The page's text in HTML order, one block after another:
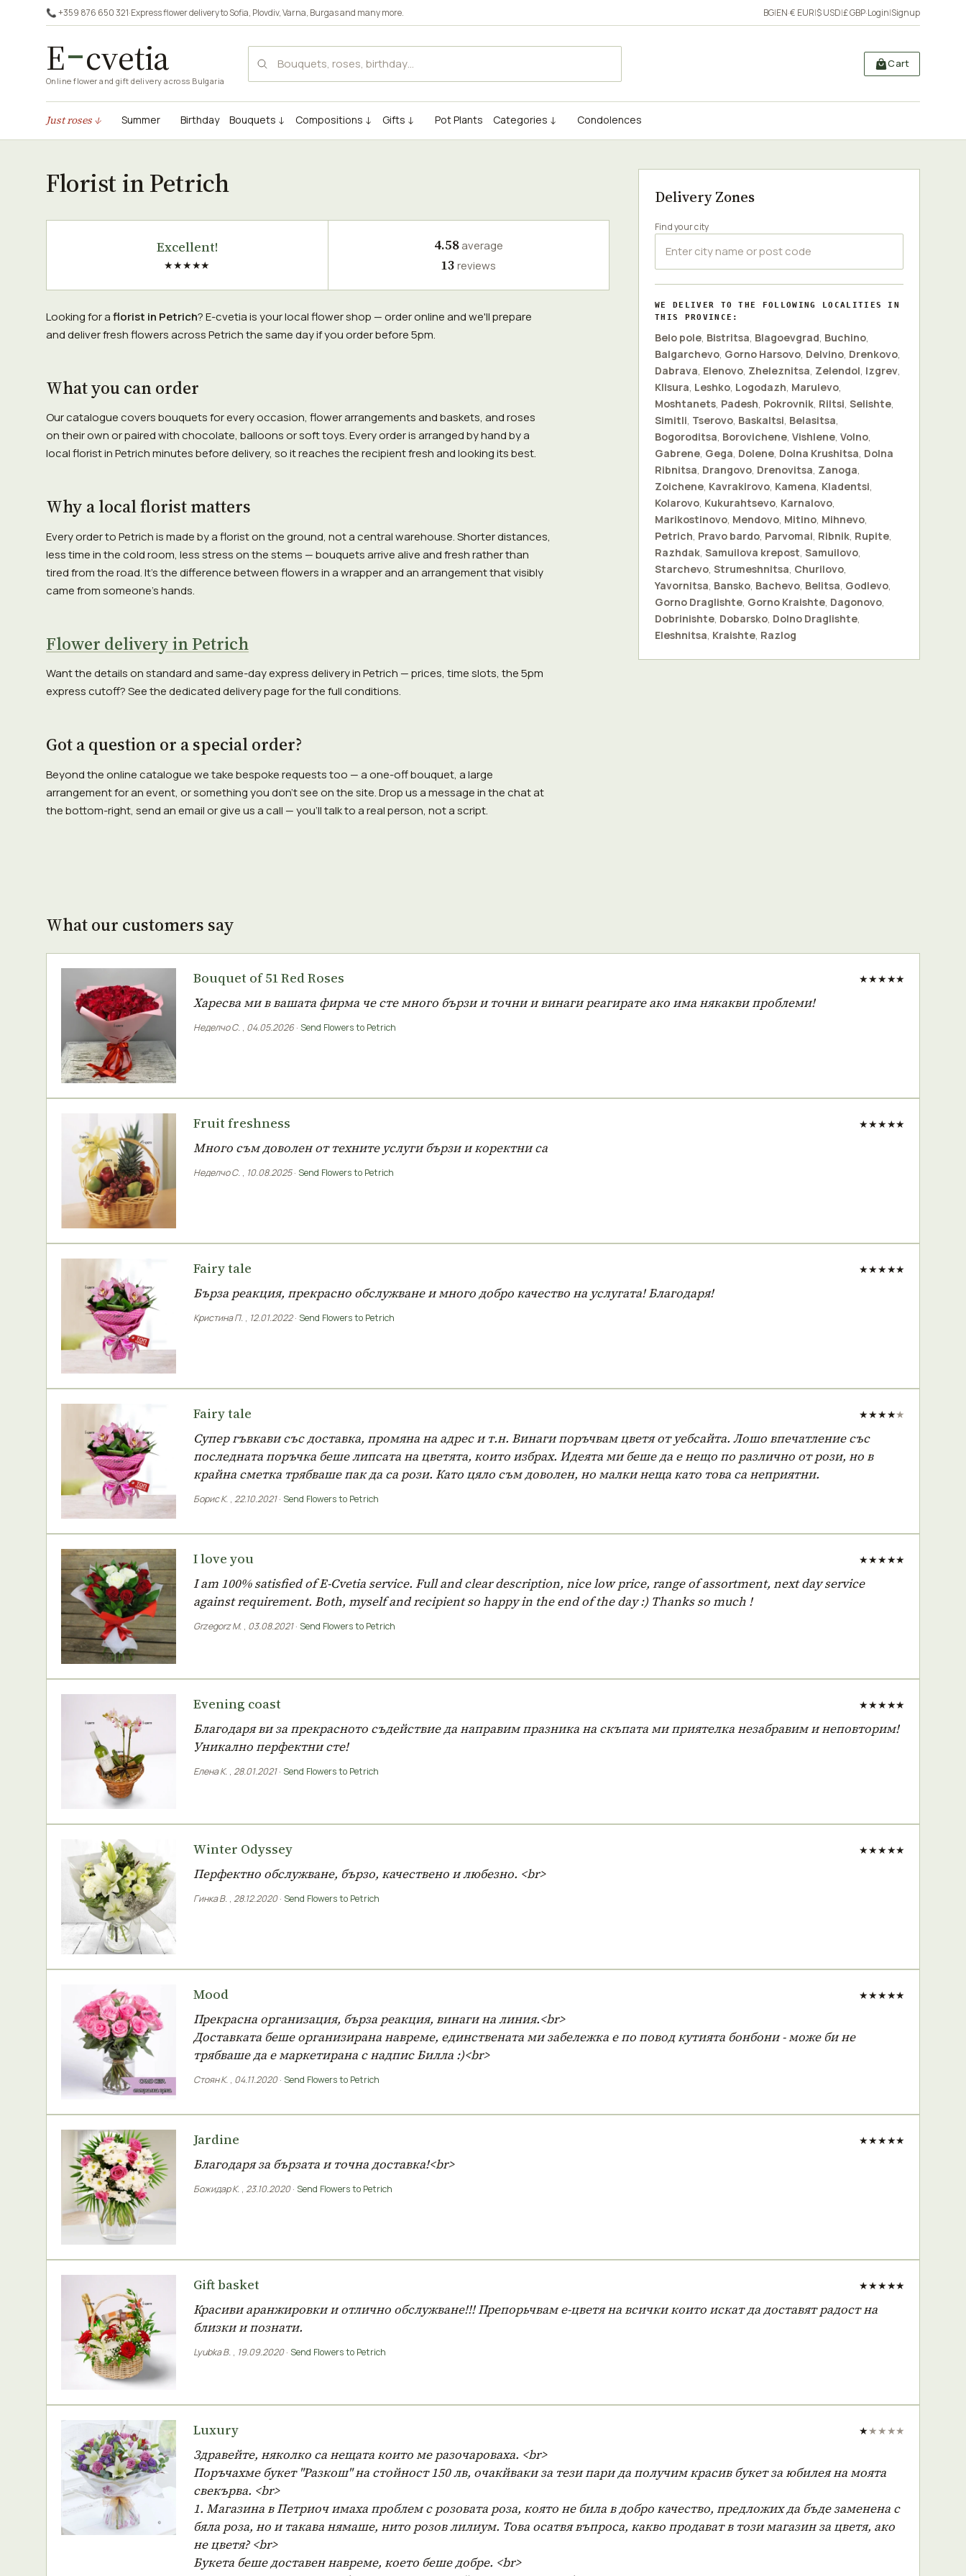
📞 +359 876 650 321·Express flower delivery toSofia, Plovdiv,Varna, Burgasand many more. BG|EN·€ EUR|$ USD|£ GBP·Login|Signup
E cvetia
Online flower and gift delivery across Bulgaria
Cart
Just roses ↓ Summer Birthday Bouquets ↓ Compositions ↓ Gifts ↓ Pot Plants Categories ↓ Condolences
Florist in Petrich
Excellent!
★★★★★
4.58average
13reviews
Looking for aflorist in Petrich? E-cvetia is your local flower shop — order online and we'll prepare
and deliver fresh flowers across Petrich the same day if you order before 5pm.
What you can order
Our catalogue covers bouquets for every occasion, flower arrangements and baskets, and roses
on their own or paired with chocolate, balloons or soft toys. Every order is arranged by hand by a
local florist in Petrich minutes before delivery, so it reaches the recipient fresh and looking its best.
Why a local florist matters
Every order to Petrich is made by a florist on the ground, not a central warehouse. Shorter distances,
less time in the cold room, less stress on the stems — bouquets arrive alive and fresh rather than
tired from the road. It's the difference between flowers in a wrapper and an arrangement that visibly
came from someone's hands.
Flower delivery in Petrich
Want the details on standard and same-day express delivery in Petrich — prices, time slots, the 5pm
express cutoff? See the dedicated delivery page for the full conditions.
Got a question or a special order?
Beyond the online catalogue we take bespoke requests too — a one-off bouquet, a large
arrangement for an event, or something you don't see on the site. Drop us a message in the chat at
the bottom-right, send an email or give us a call — you'll talk to a real person, not a script.
Delivery Zones
Find your city
WE DELIVER TO THE FOLLOWING LOCALITIES IN
THIS PROVINCE:
Belo pole, Bistritsa, Blagoevgrad, Buchino,
Balgarchevo, Gorno Harsovo, Delvino, Drenkovo,
Dabrava, Elenovo, Zheleznitsa, Zelendol, Izgrev,
Klisura, Leshko, Logodazh, Marulevo,
Moshtanets, Padesh, Pokrovnik, Riltsi, Selishte,
Simitli, Tserovo, Baskaltsi, Belasitsa,
Bogoroditsa, Borovichene, Vishlene, Volno,
Gabrene, Gega, Dolene, Dolna Krushitsa, Dolna
Ribnitsa, Drangovo, Drenovitsa, Zanoga,
Zoichene, Kavrakirovo, Kamena, Kladentsi,
Kolarovo, Kukurahtsevo, Karnalovo,
Marikostinovo, Mendovo, Mitino, Mihnevo,
Petrich, Pravo bardo, Parvomai, Ribnik, Rupite,
Razhdak, Samuilova krepost, Samuilovo,
Starchevo, Strumeshnitsa, Churilovo,
Yavornitsa, Bansko, Bachevo, Belitsa, Godlevo,
Gorno Draglishte, Gorno Kraishte, Dagonovo,
Dobrinishte, Dobarsko, Dolno Draglishte,
Eleshnitsa, Kraishte, Razlog
What our customers say
Bouquet of 51 Red Roses ★★★★★
Харесва ми в вашата фирма че сте много бързи и точни и винаги реагирате ако има някакви проблеми!
Неделчо С. , 04.05.2026 · Send Flowers to Petrich
Fruit freshness ★★★★★
Много съм доволен от техните услуги бързи и коректни са
Неделчо С. , 10.08.2025· Send Flowers to Petrich
Fairy tale ★★★★★
Бърза реакция, прекрасно обслужване и много добро качество на услугата! Благодаря!
Кристина П. , 12.01.2022· Send Flowers to Petrich
Fairy tale ★★★★★
Супер гъвкави със доставка, промяна на адрес и т.н. Винаги поръчвам цветя от уебсайта. Лошо впечатление със
последната поръчка беше липсата на цветята, които избрах. Идеята ми беше да е нещо по различно от рози, но в
крайна сметка трябваше пак да са рози. Като цяло съм доволен, но малки неща като това са неприятни.
Борис К. , 22.10.2021· Send Flowers to Petrich
I love you ★★★★★
I am 100% satisfied of E-Cvetia service. Full and clear description, nice low price, range of assortment, next day service
against requirement. Both, myself and recipient so happy in the end of the day :) Thanks so much !
Grzegorz M. , 03.08.2021· Send Flowers to Petrich
Evening coast ★★★★★
Благодаря ви за прекрасното съдействие да направим празника на скъпата ми приятелка незабравим и неповторим!
Уникално перфектни сте!
Елена К. , 28.01.2021· Send Flowers to Petrich
Winter Odyssey ★★★★★
Перфектно обслужване, бързо, качествено и любезно. <br>
Гинка В. , 28.12.2020· Send Flowers to Petrich
Mood ★★★★★
Прекрасна организация, бърза реакция, винаги на линия.<br>
Доставката беше организирана навреме, единствената ми забележка е по повод кутията бонбони - може би не
трябваше да е маркетирана с надпис Билла :)<br>
Стоян К. , 04.11.2020· Send Flowers to Petrich
Jardine ★★★★★
Благодаря за бързата и точна доставка!<br>
Божидар К. , 23.10.2020· Send Flowers to Petrich
Gift basket ★★★★★
Красиви аранжировки и отлично обслужване!!! Препорьчвам е-цветя на всички които искат да доставят радост на
близки и познати.
Lyubka B. , 19.09.2020· Send Flowers to Petrich
Luxury ★★★★★
Здравейте, няколко са нещата които ме разочароваха. <br>
Поръчахме букет "Разкош" на стойност 150 лв, очакйваки за тези пари да получим красив букет за юбилея на моята
свекърва. <br>
1. Магазина в Петриоч имаха проблем с розовата роза, която не била в добро качество, предложих да бъде заменена с
бяла роза, но и такава нямаше, нито розов лилиум. Това осатвя въпроса, какво продават в този магазин за цветя, ако
не цветя? <br>
Букета беше доставен навреме, което беше добре. <br>